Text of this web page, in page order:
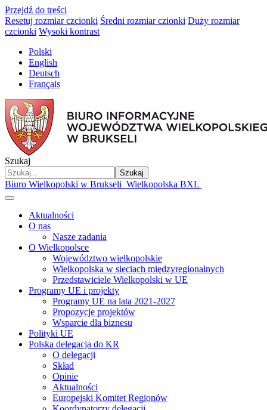
Przejdź do treści
Resetuj rozmiar czcionki Średni rozmiar czionki Duży rozmiar
czcionki Wysoki kontrast
Polski
English
Deutsch
Français
Szukaj
Szukaj
Biuro Wielkopolski w Brukseli Wielkopolska BXL
Aktualności
O nas
Nasze zadania
O Wielkopolsce
Województwo wielkopolskie
Wielkopolska w sieciach międzyregionalnych
Przedstawiciele Wielkopolski w UE
Programy UE i projekty
Programy UE na lata 2021-2027
Propozycje projektów
Wsparcie dla biznesu
Polityki UE
Polska delegacja do KR
O delegacji
Skład
Opinie
Aktualności
Europejski Komitet Regionów